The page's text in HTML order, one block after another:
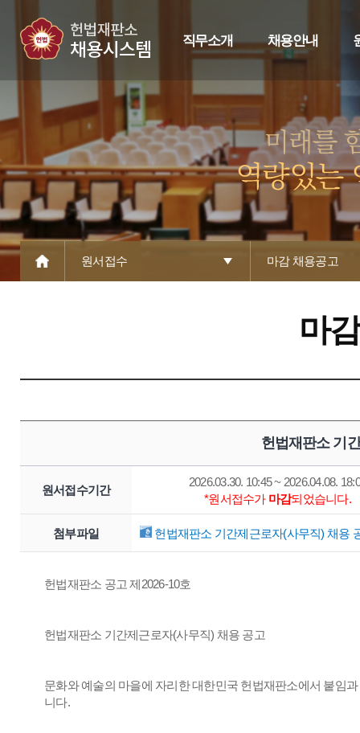
직무소개 채용안내
원서접수 마감 채용공고
마
헌법재판소 기
원서접수기간
2026.03.30. 10:45 ~ 2026.04.08.
*원서접수가 마감되었습니다.
첨부파일 헌법재판소 기간제근로자(사무직) 채용
헌법재판소 공고 제2026-10호
헌법재판소 기간제근로자(사무직) 채용 공고
문화와 예술의 마을에 자리한 대한민국 헌법재판소에서 붙임
니다.